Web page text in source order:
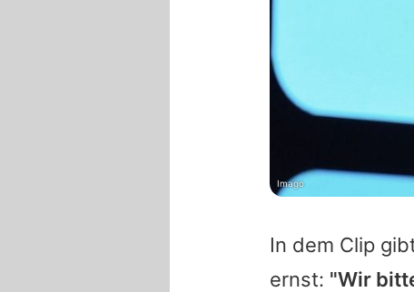
In dem Clip
ernst: "Wir
Imago